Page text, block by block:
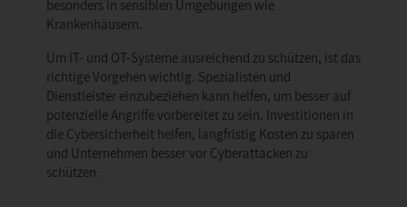
besonders in sensiblen Umgebungen wie
Krankenhäusern.
Um IT- und OT-Systeme ausreichend zu schützen, ist das
richtige Vorgehen wichtig. Spezialisten und
Dienstleister einzubeziehen kann helfen, um besser auf
potenzielle Angriffe vorbereitet zu sein. Investitionen in
die Cybersicherheit helfen, langfristig Kosten zu sparen
und Unternehmen besser vor Cyberattacken zu
schützen.